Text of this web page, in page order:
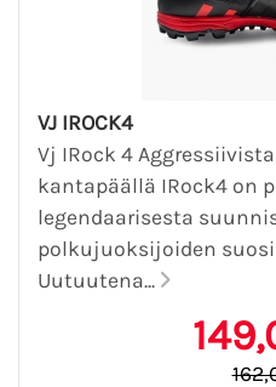
VJ IROCK4
Vj IRock 4
kantapäällä IRock4 on
legendaarisesta
polkujuoksijoiden
Uutuutena...